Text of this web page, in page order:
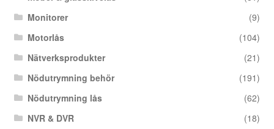
Monitorer
(9)
Motorlås
(104)
Nätverksprodukter
(21)
Nödutrymning behör
(191)
Nödutrymning lås
(62)
NVR & DVR
(18)